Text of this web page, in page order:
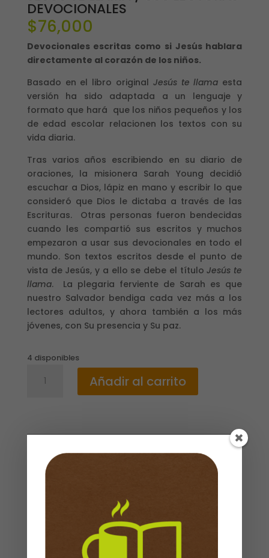
DEVOCIONALES
$76,000
Devocionales escritas como si Jesús hablara
directamente al corazón de los niños.
Basado en el libro original Jesús te llama esta
versión ha sido adaptada a un lenguaje y
formato que hará que los niños pequeños y los
de edad escolar relacionen los textos con su
vida diaria.
Tras varios años escribiendo en su diario de
oraciones, la misionera Sarah Young decidió
escuchar a Dios, lápiz en mano y escribir lo que
consideró que Dios le dictaba a través de las
Escrituras. Otras personas fueron bendecidas
cuando les compartió sus escritos y muchos
empezaron a usar sus devocionales en todo el
mundo. Son textos escritos desde el punto de
vista de Jesús, y a ello se debe el títuloJesús te
llama. La plegaria ferviente de Sarah es que
nuestro Salvador bendiga cada vez más a los
lectores adultos, y ahora también a los más
jóvenes, con Su presencia y Su paz.
4 disponibles
DEVOCIONALES
cantidad
Añadir al carrito
Valoraciones (0)
: 9781602559752
Referencia de producto: 03001752
Dimensiones
147 x 199 x 24 mm